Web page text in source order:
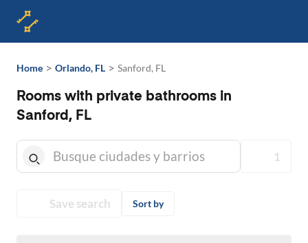
Home > Orlando, FL > Sanford, FL
Rooms with private bathrooms in
Sanford, FL
1
Save search Sort by